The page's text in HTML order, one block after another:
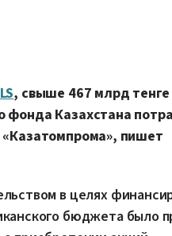
LS, свыше 467 млрд тенге
фонда Казахстана
«Казатомпрома», пишет
в целях
бюджета было